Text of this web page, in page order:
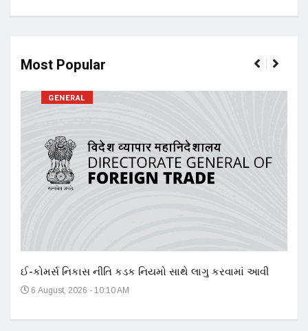
Most Popular
GENERAL
ઈ-કોમર્સ નિકાસ નીતિ કડક નિયમો સાથે લાગુ કરવામાં આવી
6 August, 2026 - 10:10 AM